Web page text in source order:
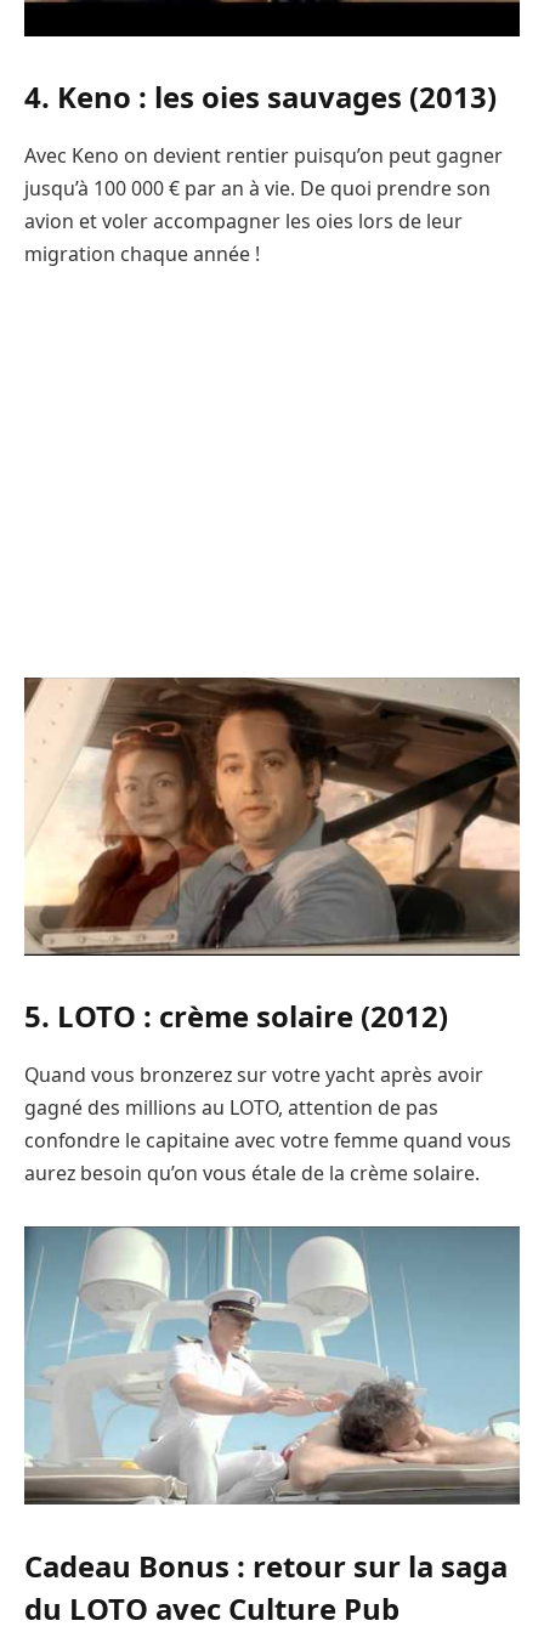
4. Keno : les oies sauvages (2013)
Avec Keno on devient rentier puisqu’on peut gagner
jusqu’à 100 000 € par an à vie. De quoi prendre son
avion et voler accompagner les oies lors de leur
migration chaque année !
5. LOTO : crème solaire (2012)
Quand vous bronzerez sur votre yacht après avoir
gagné des millions au LOTO, attention de pas
confondre le capitaine avec votre femme quand vous
aurez besoin qu’on vous étale de la crème solaire.
Cadeau Bonus : retour sur la saga
du LOTO avec Culture Pub